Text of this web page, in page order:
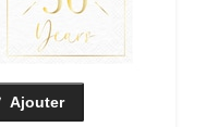
Ajouter